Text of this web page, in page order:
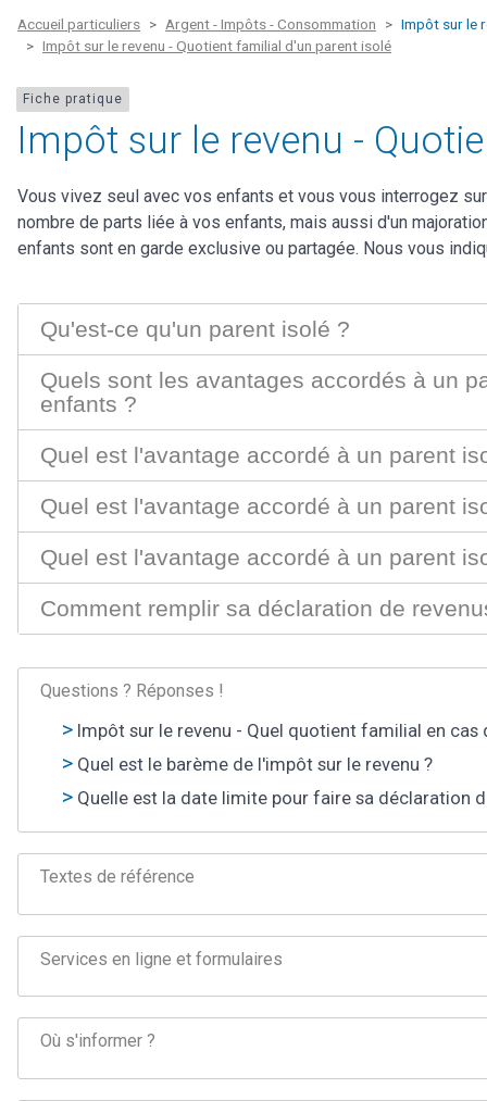
Accueil particuliers Argent - Impôts - Consommation
Impôt sur le
Impôt sur le revenu - Quotient familial d'un parent isolé
Fiche pratique
Impôt sur le revenu -
Vous vivez seul avec vos enfants et vous vous interrogez
nombre de parts liée à vos enfants, mais aussi d'un
enfants sont en garde exclusive ou partagée. Nous vous
Qu'est-ce qu'un parent isolé ?
Quels sont les avantages accordés à un
enfants ?
Quel est l'avantage accordé à un parent
Quel est l'avantage accordé à un parent
Quel est l'avantage accordé à un parent
Comment remplir sa déclaration de
Questions ? Réponses !
Impôt sur le revenu - Quel quotient familial en cas
Quel est le barème de l'impôt sur le revenu ?
Quelle est la date limite pour faire sa déclaration
Textes de référence
Services en ligne et formulaires
Où s'informer ?